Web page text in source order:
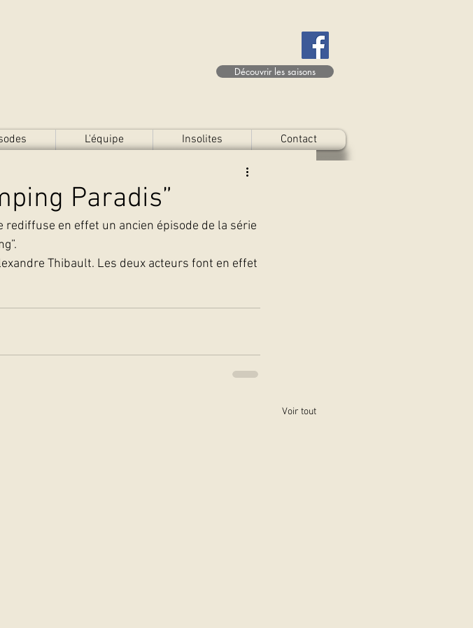
Découvrir les saisons
L'équipe Insolites Contact
Paradis”
en effet un ancien épisode de la série
Thibault. Les deux acteurs font en effet
Voir tout